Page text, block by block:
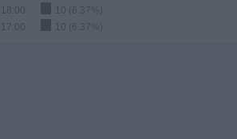
18:00
10 (6.37%)
17:00
10 (6.37%)